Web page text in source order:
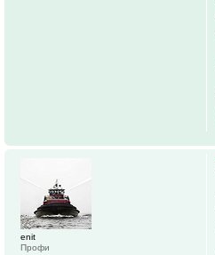
enit
Профи